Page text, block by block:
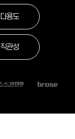
다용도
직관성